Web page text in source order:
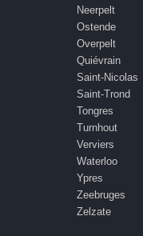
Neerpelt
Ostende
Overpelt
Quiévrain
Saint-Nicolas
Saint-Trond
Tongres
Turnhout
Verviers
Waterloo
Ypres
Zeebruges
Zelzate